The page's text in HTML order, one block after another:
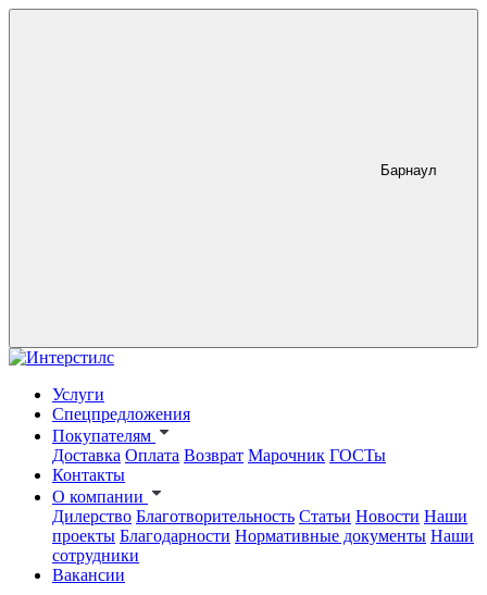
Барнаул
Услуги
Спецпредложения
Покупателям
Доставка Оплата Возврат Марочник ГОСТы
Контакты
О компании
Дилерство Благотворительность Статьи Новости Наши
проекты Благодарности Нормативные документы Наши
сотрудники
Вакансии